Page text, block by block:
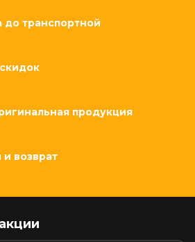
до транспортной
продукция
и возврат